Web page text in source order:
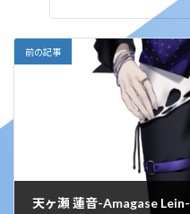
前の記事
天ヶ瀬 蓮音-Amagase Lein-